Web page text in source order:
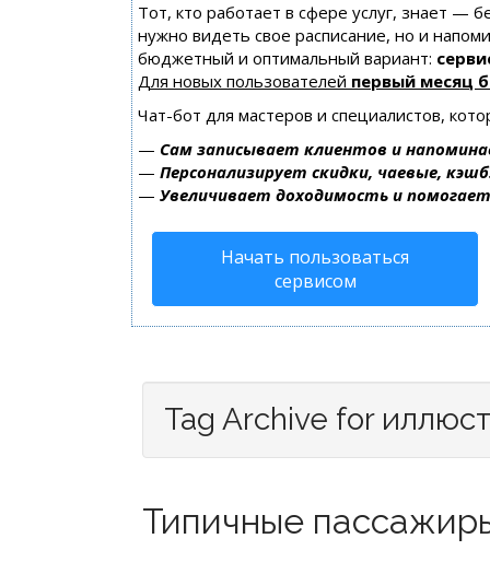
Тот, кто работает в сфере услуг, знает —
нужно видеть свое расписание, но и
бюджетный и оптимальный вариант:
Для новых пользователей первый месяц
Чат-бот для мастеров и специалистов,
— Сам записывает клиентов и
— Персонализирует скидки, чаевые,
— Увеличивает доходимость и
Начать пользоваться
сервисом
Tag Archive for
Типичные